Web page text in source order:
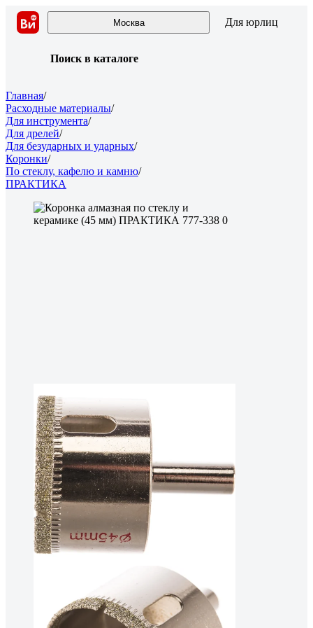
Москва Для юрлиц
Поиск в каталоге
Главная/
Расходные материалы/
Для инструмента/
Для дрелей/
Для безударных и ударных/
Коронки/
По стеклу, кафелю и камню/
ПРАКТИКА